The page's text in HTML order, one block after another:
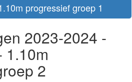
progressief groep 1
2023-2024 -
1.10m
2